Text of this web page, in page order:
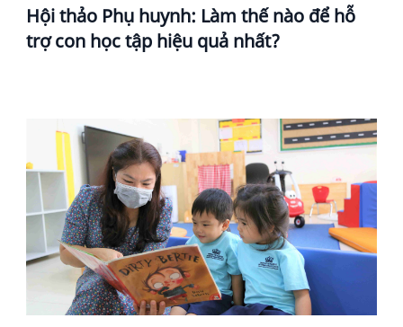
Hội thảo Phụ huynh: Làm thế nào để hỗ
trợ con học tập hiệu quả nhất?
News image